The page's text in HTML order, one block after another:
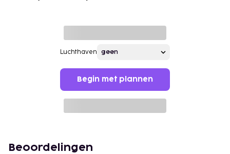
Luchthaven
Begin met plannen
Beoordelingen